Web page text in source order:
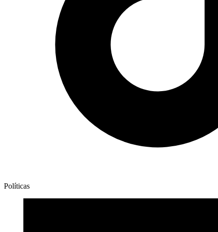
Políticas